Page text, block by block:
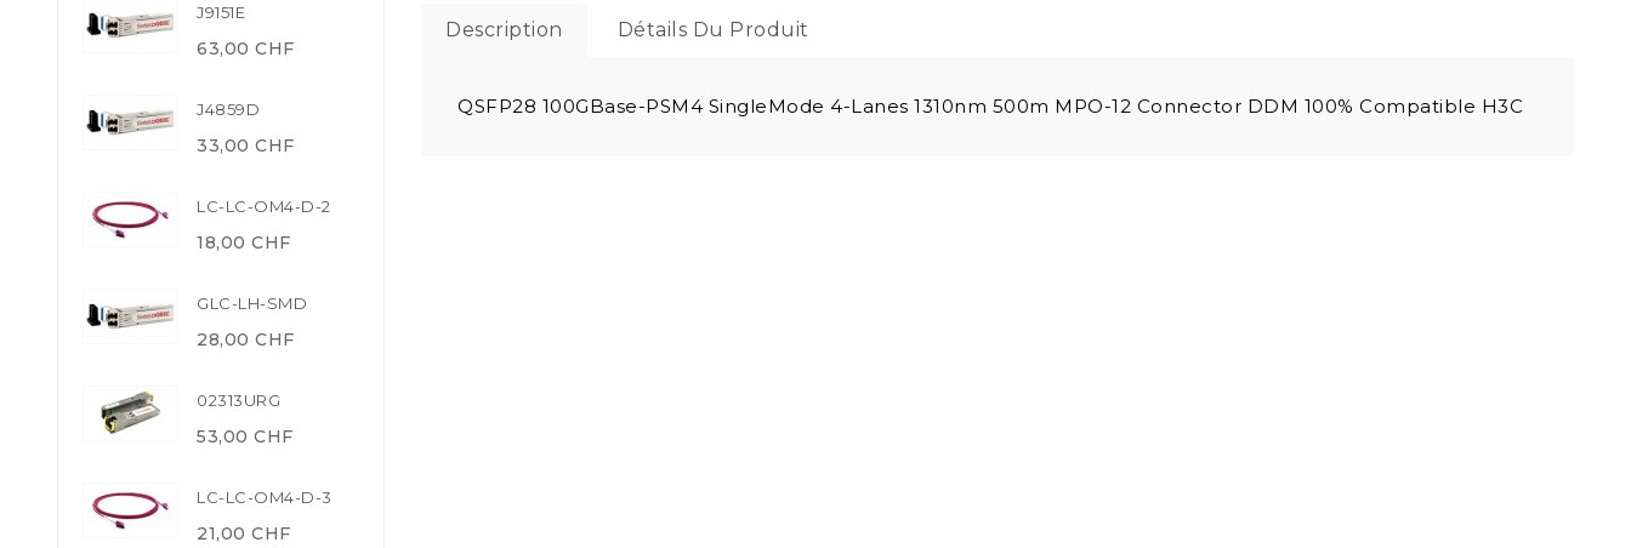
J9151E
63,00 CHF
J4859D
33,00 CHF
LC-LC-OM4-D-2
18,00 CHF
GLC-LH-SMD
28,00 CHF
02313URG
53,00 CHF
LC-LC-OM4-D-3
21,00 CHF
Description Détails Du Produit
QSFP28 100GBase-PSM4 SingleMode 4-Lanes 1310nm 500m MPO-12 Connector DDM 100% Compatible H3C